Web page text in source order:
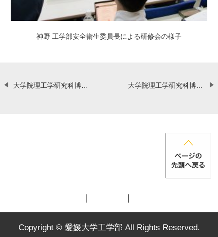
神野 工学部安全衛生委員長による研修会の様子
大学院理工学研究科博士前期課程1年生の福留颯太さんが「第42回希土類討論会学生講演賞」を受賞しました【5月15日（金）】
問
い
種
資
ッ
セ
ラ
イ
Copyright © 愛媛⼤学⼯学部 All Rights Reserved.